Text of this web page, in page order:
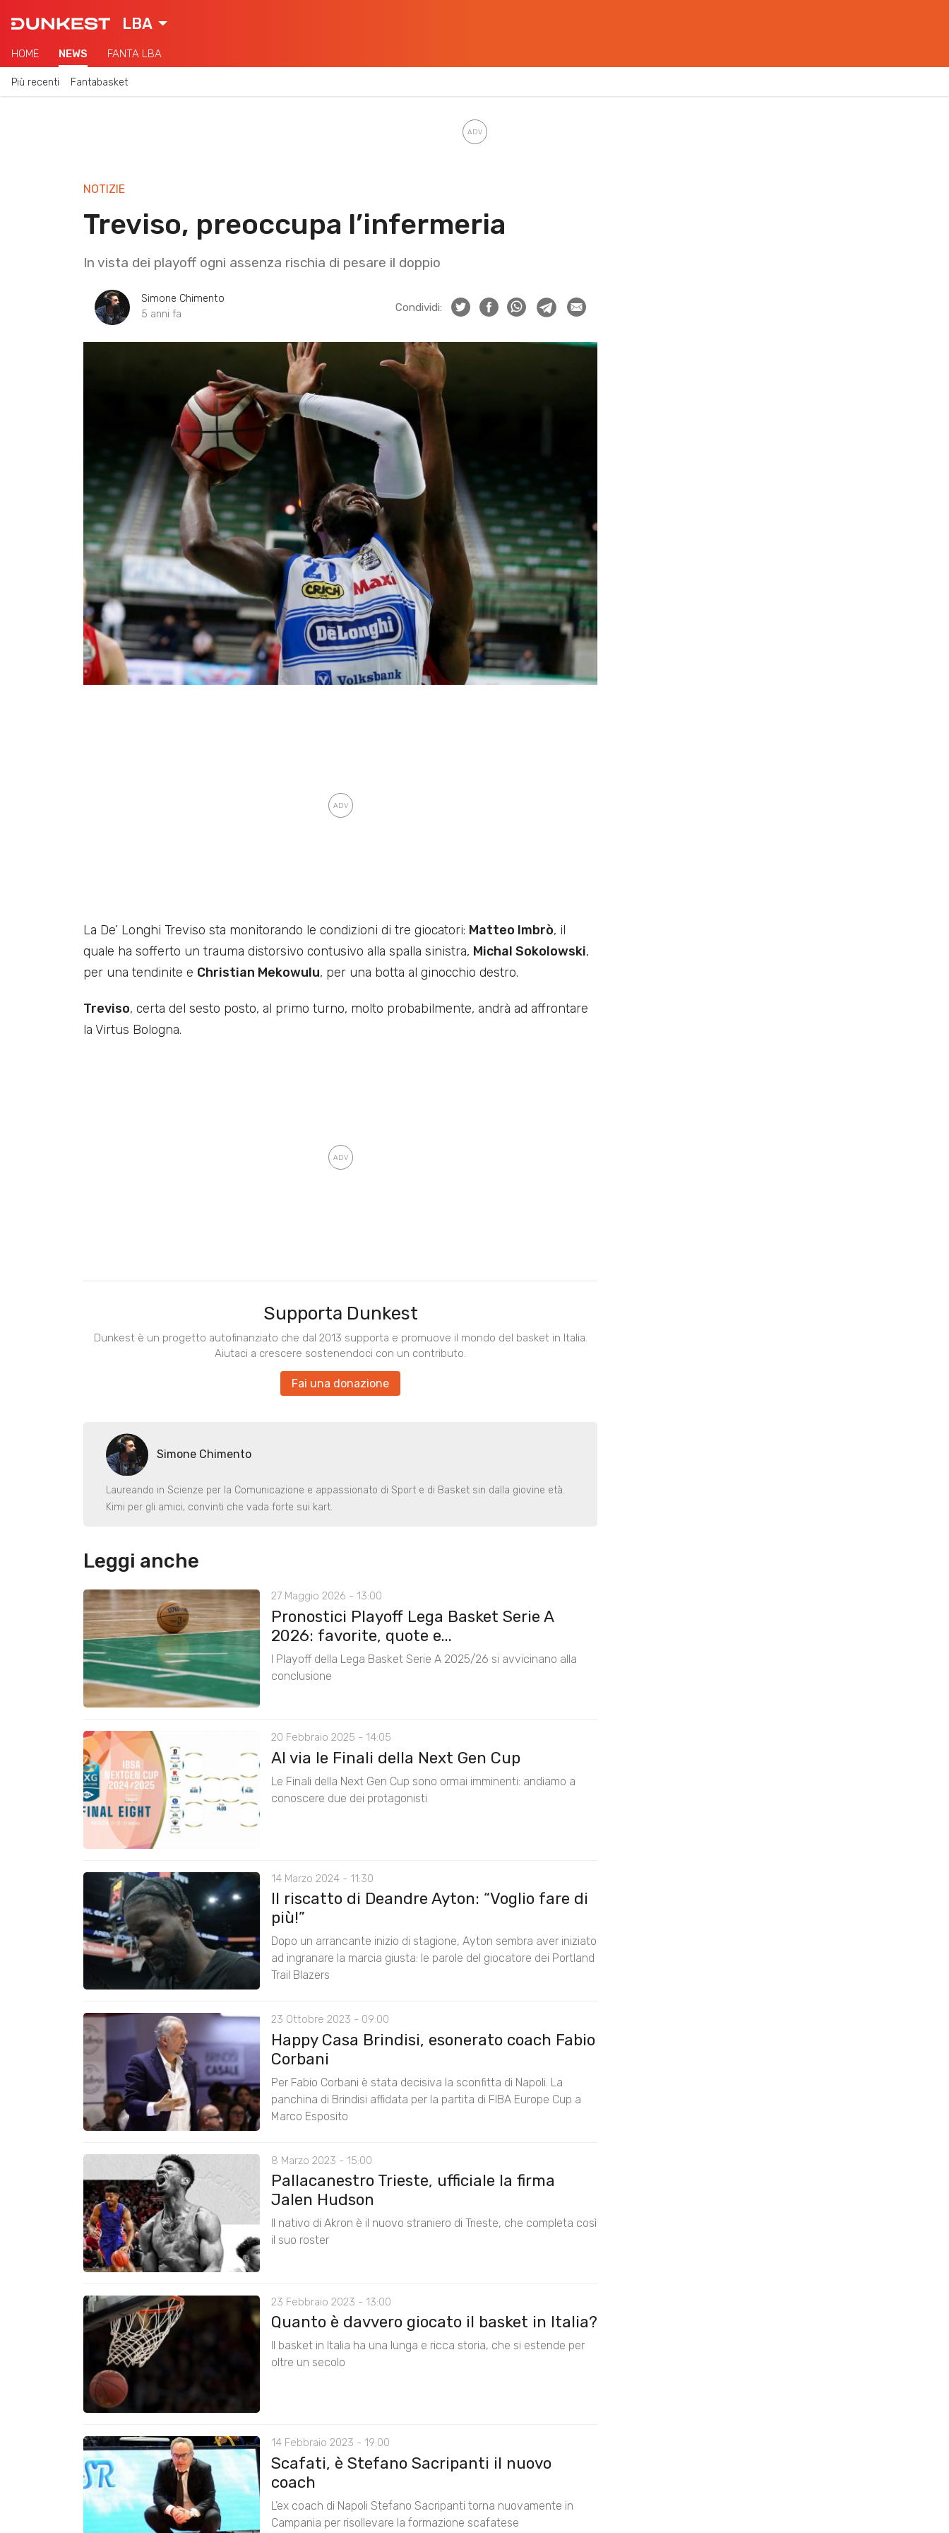
LBA
HOME NEWS FANTA LBA
Più recenti Fantabasket
NOTIZIE
Treviso, preoccupa l’infermeria
In vista dei playoff ogni assenza rischia di pesare il doppio
Simone Chimento
5 anni fa
Condividi:
La De’ Longhi Treviso sta monitorando le condizioni di tre giocatori: Matteo Imbrò, il
quale ha sofferto un trauma distorsivo contusivo alla spalla sinistra, Michal Sokolowski,
per una tendinite e Christian Mekowulu, per una botta al ginocchio destro.
Treviso, certa del sesto posto, al primo turno, molto probabilmente, andrà ad affrontare
la Virtus Bologna.
Supporta Dunkest
Dunkest è un progetto autofinanziato che dal 2013 supporta e promuove il mondo del basket in Italia.
Aiutaci a crescere sostenendoci con un contributo.
Fai una donazione
Simone Chimento
Laureando in Scienze per la Comunicazione e appassionato di Sport e di Basket sin dalla giovine età.
Kimi per gli amici, convinti che vada forte sui kart.
Leggi anche
27 Maggio 2026 - 13:00
Pronostici Playoff Lega Basket Serie A
2026: favorite, quote e...
I Playoff della Lega Basket Serie A 2025/26 si avvicinano alla
conclusione
20 Febbraio 2025 - 14:05
Al via le Finali della Next Gen Cup
Le Finali della Next Gen Cup sono ormai imminenti: andiamo a
conoscere due dei protagonisti
14 Marzo 2024 - 11:30
Il riscatto di Deandre Ayton: “Voglio fare di
più!”
Dopo un arrancante inizio di stagione, Ayton sembra aver iniziato
ad ingranare la marcia giusta: le parole del giocatore dei Portland
Trail Blazers
23 Ottobre 2023 - 09:00
Happy Casa Brindisi, esonerato coach Fabio
Corbani
Per Fabio Corbani è stata decisiva la sconfitta di Napoli. La
panchina di Brindisi affidata per la partita di FIBA Europe Cup a
Marco Esposito
8 Marzo 2023 - 15:00
Pallacanestro Trieste, ufficiale la firma
Jalen Hudson
Il nativo di Akron è il nuovo straniero di Trieste, che completa così
il suo roster
23 Febbraio 2023 - 13:00
Quanto è davvero giocato il basket in Italia?
Il basket in Italia ha una lunga e ricca storia, che si estende per
oltre un secolo
14 Febbraio 2023 - 19:00
Scafati, è Stefano Sacripanti il nuovo
coach
L’ex coach di Napoli Stefano Sacripanti torna nuovamente in
Campania per risollevare la formazione scafatese